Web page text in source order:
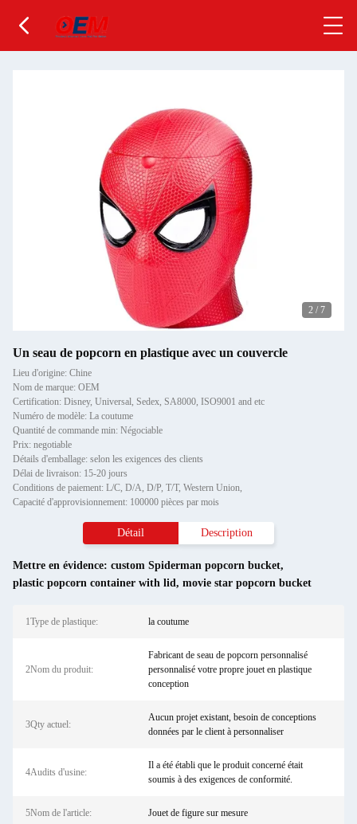
2 / 7
Un seau de popcorn en plastique avec un couvercle
Lieu d'origine: Chine
Nom de marque: OEM
Certification: Disney, Universal, Sedex, SA8000, ISO9001 and etc
Numéro de modèle: La coutume
Quantité de commande min: Négociable
Prix: negotiable
Détails d'emballage: selon les exigences des clients
Délai de livraison: 15-20 jours
Conditions de paiement: L/C, D/A, D/P, T/T, Western Union,
Capacité d'approvisionnement: 100000 pièces par mois
Détail Description
Mettre en évidence: custom Spiderman popcorn bucket,
plastic popcorn container with lid, movie star popcorn bucket
1Type de plastique: la coutume
2Nom du produit:
Fabricant de seau de popcorn personnalisé
personnalisé votre propre jouet en plastique
conception
3Qty actuel:
Aucun projet existant, besoin de conceptions
données par le client à personnaliser
4Audits d'usine:
Il a été établi que le produit concerné était
soumis à des exigences de conformité.
5Nom de l'article: Jouet de figure sur mesure